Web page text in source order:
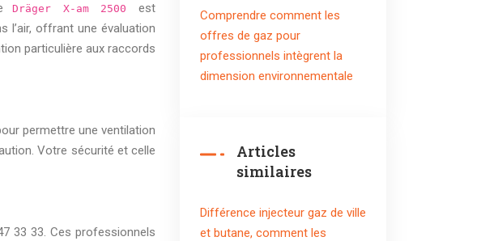
Dräger X-am 2500 est
l’air, offrant une évaluation
particulière aux raccords
permettre une ventilation
Votre sécurité et celle
33 33. Ces professionnels
Comprendre comment les
offres de gaz pour
professionnels intègrent la
dimension environnementale
Articles
similaires
Différence injecteur gaz de ville
et butane, comment les